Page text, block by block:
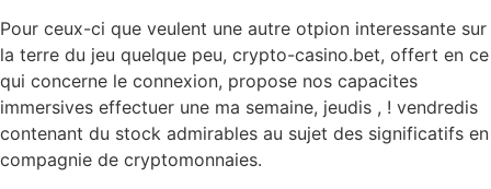
Pour ceux-ci que veulent une autre otpion interessante sur
la terre du jeu quelque peu, crypto-casino.bet, offert en ce
qui concerne le connexion, propose nos capacites
immersives effectuer une ma semaine, jeudis , ! vendredis
contenant du stock admirables au sujet des significatifs en
compagnie de cryptomonnaies.